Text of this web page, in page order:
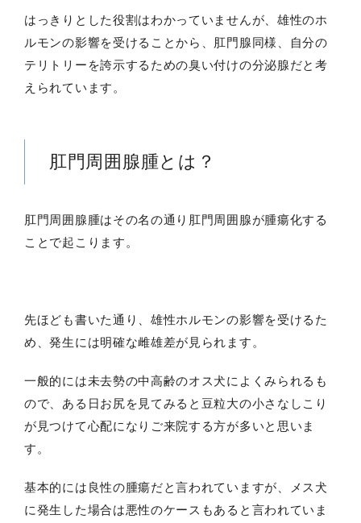
はっきりとした役割はわかっていませんが、雄性のホ
ルモンの影響を受けることから、肛門腺同様、自分の
テリトリーを誇示するための臭い付けの分泌腺だと考
えられています。
肛門周囲腺腫とは？
肛門周囲腺腫はその名の通り肛門周囲腺が腫瘍化する
ことで起こります。
先ほども書いた通り、雄性ホルモンの影響を受けるた
め、発生には明確な雌雄差が見られます。
一般的には未去勢の中高齢のオス犬によくみられるも
ので、ある日お尻を見てみると豆粒大の小さなしこり
が見つけて心配になりご来院する方が多いと思いま
す。
基本的には良性の腫瘍だと言われていますが、メス犬
に発生した場合は悪性のケースもあると言われていま